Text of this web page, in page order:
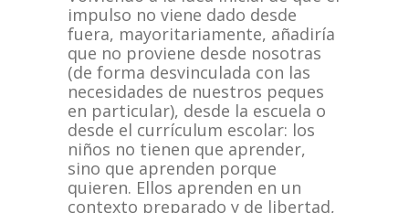
impulso no viene dado desde
fuera, mayoritariamente, añadiría
que no proviene desde nosotras
(de forma desvinculada con las
necesidades de nuestros peques
en particular), desde la escuela o
desde el currículum escolar: los
niños no tienen que aprender,
sino que aprenden porque
quieren. Ellos aprenden en un
contexto preparado y de libertad,